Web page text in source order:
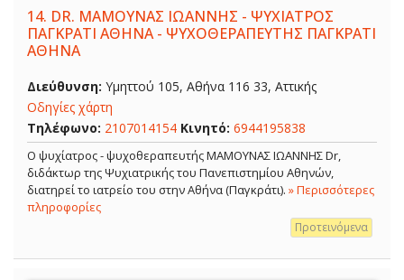
14. DR. ΜΑΜΟΥΝΑΣ ΙΩΑΝΝΗΣ - ΨΥΧΙΑΤΡΟΣ
ΠΑΓΚΡΑΤΙ ΑΘΗΝΑ - ΨΥΧΟΘΕΡΑΠΕΥΤΗΣ ΠΑΓΚΡΑΤΙ
ΑΘΗΝΑ
Διεύθυνση: Υμηττού 105, Αθήνα 116 33, Αττικής
Οδηγίες χάρτη
Τηλέφωνο: 2107014154 Κινητό: 6944195838
Ο ψυχίατρος - ψυχοθεραπευτής ΜΑΜΟΥΝΑΣ ΙΩΑΝΝΗΣ Dr,
διδάκτωρ της Ψυχιατρικής του Πανεπιστημίου Αθηνών,
διατηρεί το ιατρείο του στην Αθήνα (Παγκράτι). » Περισσότερες
πληροφορίες
Προτεινόμενα